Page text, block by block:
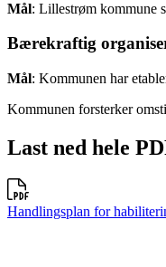
Mål: Lillestrøm kommune
Bærekraftig
Mål: Kommunen har
Kommunen forsterker
Last ned hele
Handlingsplan for